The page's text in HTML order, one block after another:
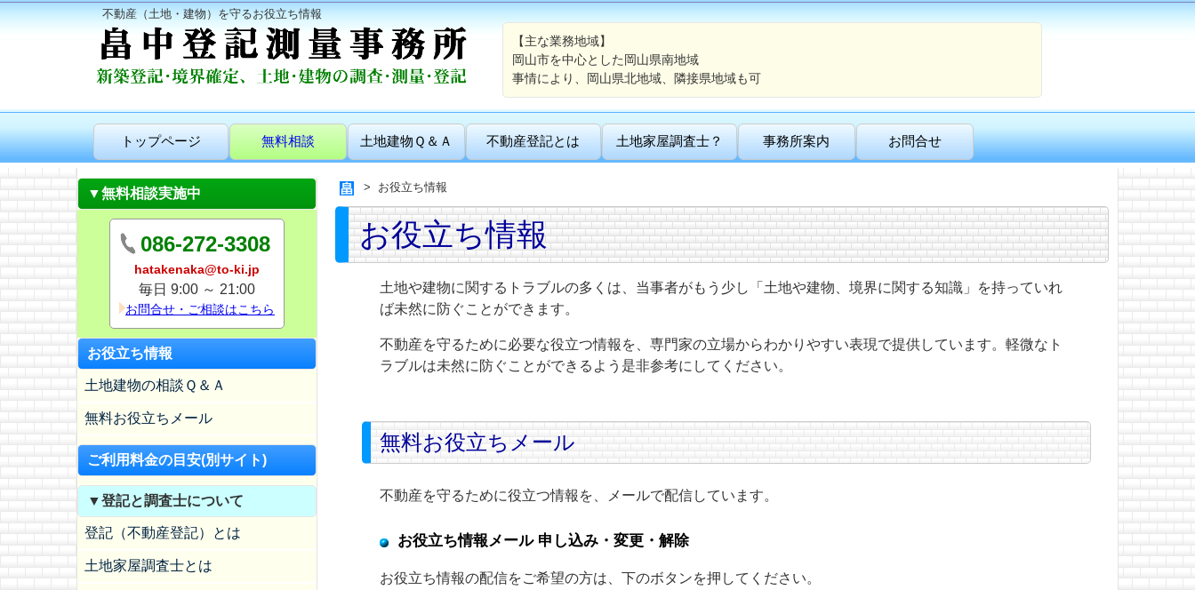
不動産（土地・建物）を守るお役立ち情報
【主な業務地域】
岡山市を中心とした岡山県南地域
事情により、岡山県北地域、隣接県地域も可
トップページ 無料相談 土地建物Ｑ＆Ａ 不動産登記とは 土地家屋調査士？ 事務所案内 お問合せ
▼無料相談実施中
086-272-3308
hatakenaka@to-ki.jp
毎日 9:00 ～ 21:00
お問合せ・ご相談はこちら
お役立ち情報
土地建物の相談Ｑ＆Ａ
無料お役立ちメール
ご利用料金の目安(別サイト)
▼登記と調査士について
登記（不動産登記）とは
土地家屋調査士とは
お役立ち情報
お役立ち情報
土地や建物に関するトラブルの多くは、当事者がもう少し「土地や建物、境界に関する知識」を持っていれ
ば未然に防ぐことができます。
不動産を守るために必要な役立つ情報を、専門家の立場からわかりやすい表現で提供しています。軽微なト
ラブルは未然に防ぐことができるよう是非参考にしてください。
無料お役立ちメール
不動産を守るために役立つ情報を、メールで配信しています。
お役立ち情報メール 申し込み・変更・解除
お役立ち情報の配信をご希望の方は、下のボタンを押してください。